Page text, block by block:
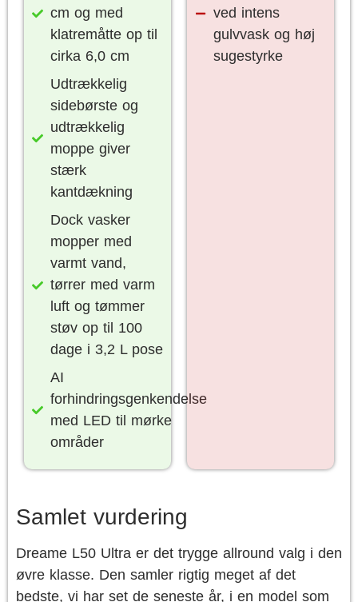
cm og med
klatremåtte op til
cirka 6,0 cm
Udtrækkelig
sidebørste og
udtrækkelig
moppe giver
stærk
kantdækning
Dock vasker
mopper med
varmt vand,
tørrer med varm
luft og tømmer
støv op til 100
dage i 3,2 L pose
AI
forhindringsgenkendelse
med LED til mørke
områder
ved intens
gulvvask og høj
sugestyrke
Samlet vurdering
Dreame L50 Ultra er det trygge allround valg i den
øvre klasse. Den samler rigtig meget af det
bedste, vi har set de seneste år, i en model som